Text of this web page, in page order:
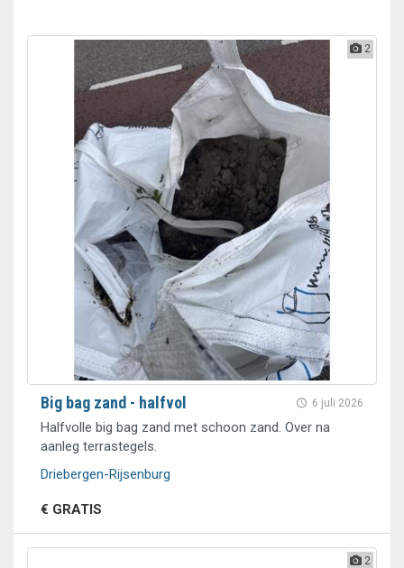
2
6 juli 2026
Big bag zand - halfvol
Halfvolle big bag zand met schoon zand. Over na
aanleg terrastegels.
Driebergen-Rijsenburg
€ GRATIS
2